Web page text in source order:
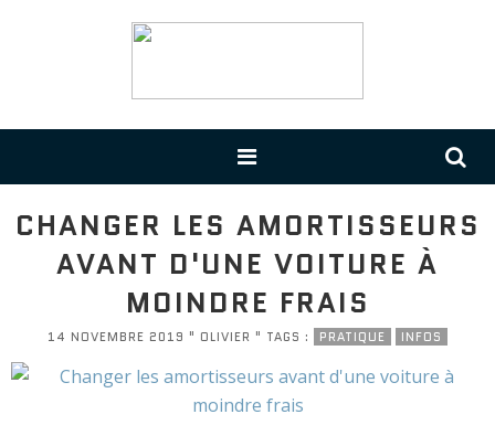
CHANGER LES AMORTISSEURS
AVANT D'UNE VOITURE À
MOINDRE FRAIS
14 NOVEMBRE 2019 " OLIVIER " TAGS : PRATIQUE INFOS